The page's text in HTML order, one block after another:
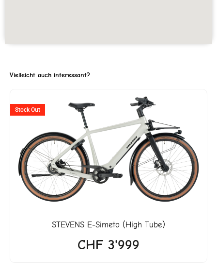
Vielleicht auch interessant?
Stock Out
STEVENS E-Simeto (High Tube)
CHF 3'999